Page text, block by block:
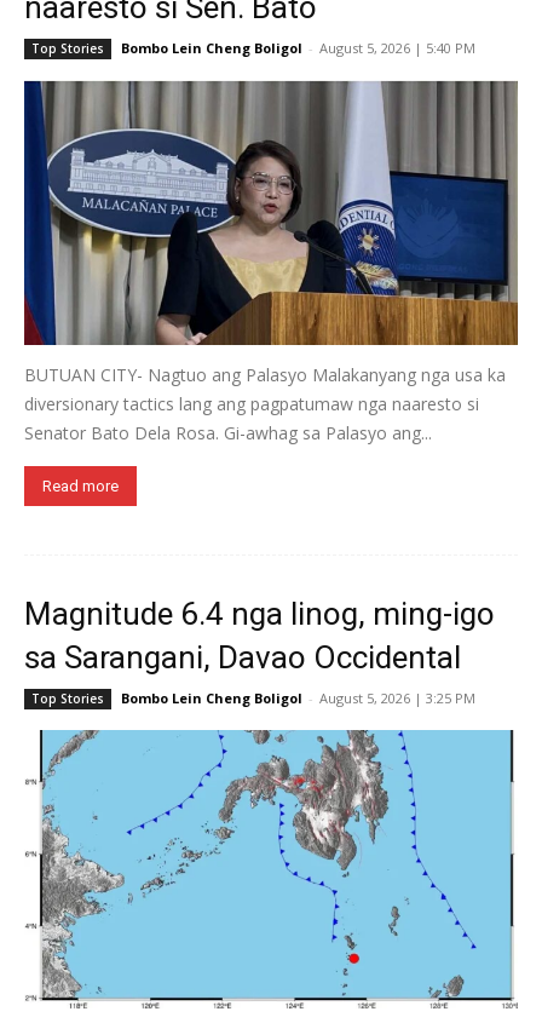
Top Stories Bombo Lein Cheng Boligol - August 5, 2026 | 5:40 PM
BUTUAN CITY- Nagtuo ang Palasyo Malakanyang nga usa ka
diversionary tactics lang ang pagpatumaw nga naaresto si
Senator Bato Dela Rosa. Gi-awhag sa Palasyo ang...
Read more
Magnitude 6.4 nga linog, ming-igo
sa Sarangani, Davao Occidental
Top Stories Bombo Lein Cheng Boligol - August 5, 2026 | 3:25 PM